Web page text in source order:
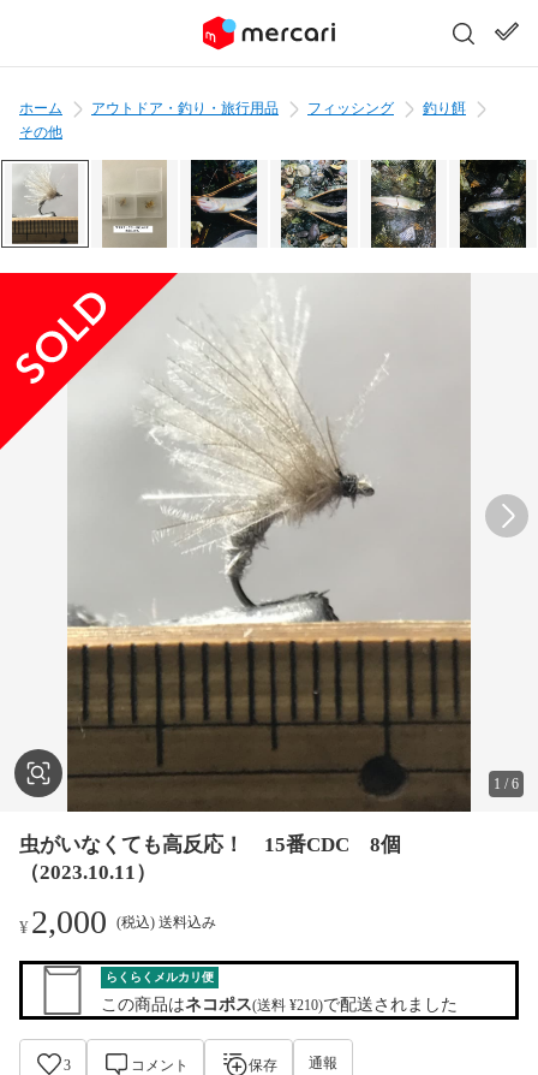
ホーム アウトドア・釣り・旅行用品 フィッシング
釣り餌
その他
1 /6
虫がいなくても高反応！ 15番CDC 8個
（2023.10.11）
¥2,000 (税込) 送料込み
らくらくメルカリ便
この商品はネコポス(送料 ¥210)で配送されました
3 コメント 保存 通報